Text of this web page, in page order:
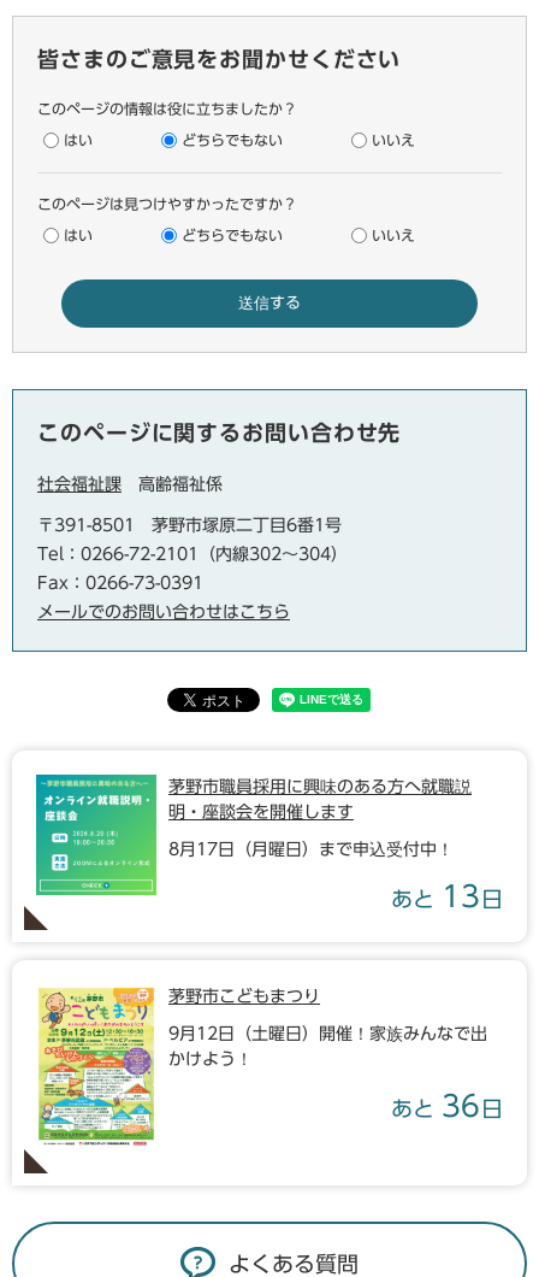
皆さまのご意見をお聞かせください
このページの情報は役に立ちましたか？
はい どちらでもない いいえ
このページは見つけやすかったですか？
はい どちらでもない いいえ
このページに関するお問い合わせ先
社会福祉課 高齢福祉係
〒391-8501
茅野市塚原二丁目6番1号
Tel：0266-72-2101（内線302～304）
Fax：0266-73-0391
メールでのお問い合わせはこちら
茅野市職員採用に興味のある方へ就職説
明・座談会を開催します
8月17日（月曜日）まで申込受付中！
あと 13 日
茅野市こどもまつり
9月12日（土曜日）開催！家族みんなで出
かけよう！
あと 36 日
よくある質問